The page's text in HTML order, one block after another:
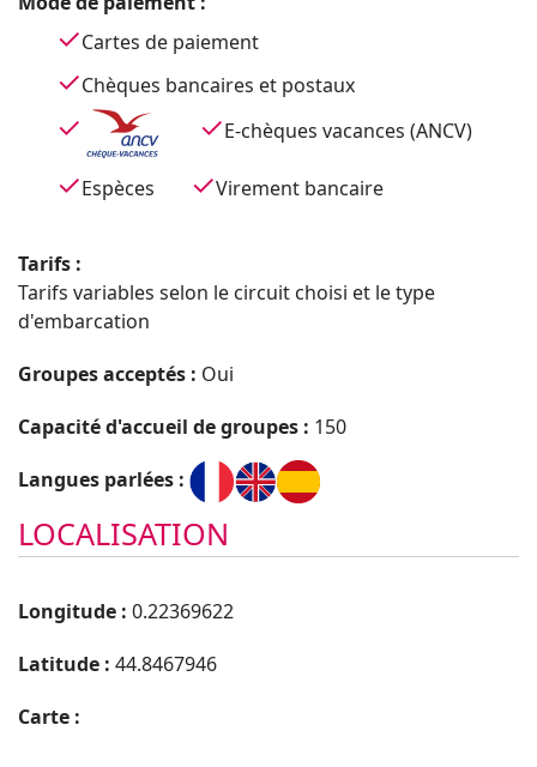
Cartes de paiement
Chèques bancaires et postaux
E-chèques vacances (ANCV)
Espèces Virement bancaire
Tarifs :
Tarifs variables selon le circuit choisi et le type
d'embarcation
Groupes acceptés : Oui
Capacité d'accueil de groupes : 150
Langues parlées :
LOCALISATION
Longitude : 0.22369622
Latitude : 44.8467946
Carte :